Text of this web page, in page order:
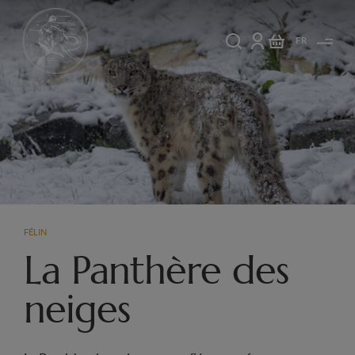
FR
FÉLIN
La Panthère des
neiges